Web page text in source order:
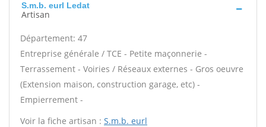
S.m.b. eurl Ledat
Artisan
Département: 47
Entreprise générale / TCE - Petite maçonnerie -
Terrassement - Voiries / Réseaux externes - Gros oeuvre
(Extension maison, construction garage, etc) -
Empierrement -
Voir la fiche artisan : S.m.b. eurl